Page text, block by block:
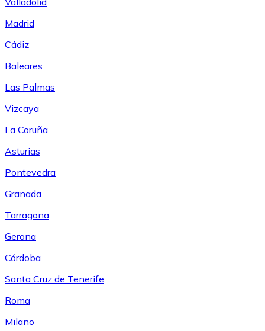
Madrid
Cádiz
Baleares
Las Palmas
Vizcaya
La Coruña
Asturias
Pontevedra
Granada
Tarragona
Gerona
Córdoba
Santa Cruz de Tenerife
Roma
Milano